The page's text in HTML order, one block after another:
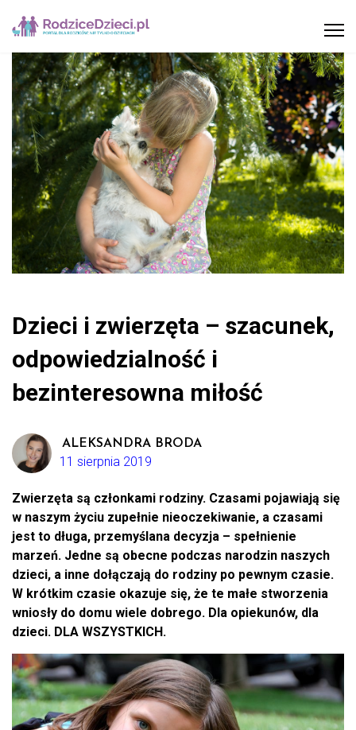
Dzieci i zwierzęta – szacunek,
odpowiedzialność i
bezinteresowna miłość
ALEKSANDRA BRODA
11 sierpnia 2019
Zwierzęta są członkami rodziny. Czasami pojawiają się
w naszym życiu zupełnie nieoczekiwanie, a czasami
jest to długa, przemyślana decyzja – spełnienie
marzeń. Jedne są obecne podczas narodzin naszych
dzieci, a inne dołączają do rodziny po pewnym czasie.
W krótkim czasie okazuje się, że te małe stworzenia
wniosły do domu wiele dobrego. Dla opiekunów, dla
dzieci. DLA WSZYSTKICH.